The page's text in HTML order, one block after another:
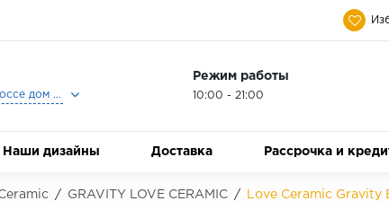
Москва, Ленинградское шоссе дом 25, Торговый Центр Family Room, 2-ой этаж, Магазин Керамический Бум.
Режим работы
10:00 - 21:00
Наши дизайны Доставка Рассрочка и
/ GRAVITY LOVE CERAMIC / Love Ceramic